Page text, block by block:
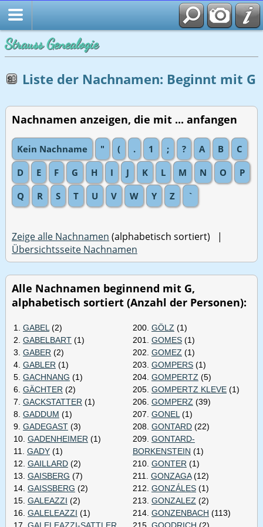
Strauss Genealogie
Liste der Nachnamen: Beginnt mit G
Nachnamen anzeigen, die mit ... anfangen
Kein Nachname " ( . 1 ; ? A B
C
D
E F G H I J K L M N O
P
Q
R S T U V W Y Z `
Zeige alle Nachnamen (alphabetisch sortiert) |
Übersichtsseite Nachnamen
Alle Nachnamen beginnend mit G,
alphabetisch sortiert (Anzahl der Personen):
1. GABEL (2)
2. GABELBART (1)
3. GABER (2)
4. GABLER (1)
5. GACHNANG (1)
6. GÄCHTER (2)
7. GACKSTATTER (1)
8. GADDUM (1)
9. GADEGAST (3)
10. GADENHEIMER (1)
11. GADY (1)
12. GAILLARD (2)
13. GAISBERG (7)
14. GAISSBERG (2)
15. GALEAZZI (2)
16. GALELEAZZI (1)
17. GALELEAZZI-SATTLER
200. GÖLZ (1)
201. GOMES (1)
202. GOMEZ (1)
203. GOMPERS (1)
204. GOMPERTZ (5)
205. GOMPERTZ KLEVE (1)
206. GOMPERZ (39)
207. GONEL (1)
208. GONTARD (22)
209. GONTARD-
BORKENSTEIN (1)
210. GONTER (1)
211. GONZAGA(12)
212. GONZÁLES (1)
213. GONZALEZ (2)
214. GONZENBACH (113)
215. GOODRICH (2)